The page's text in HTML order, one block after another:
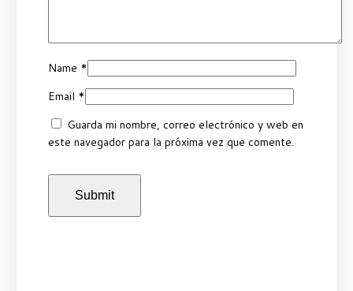
Name *
Email *
Guarda mi nombre, correo electrónico y web en
este navegador para la próxima vez que comente.